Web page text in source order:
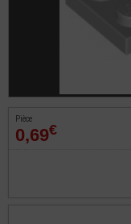
Pièce
0,69€